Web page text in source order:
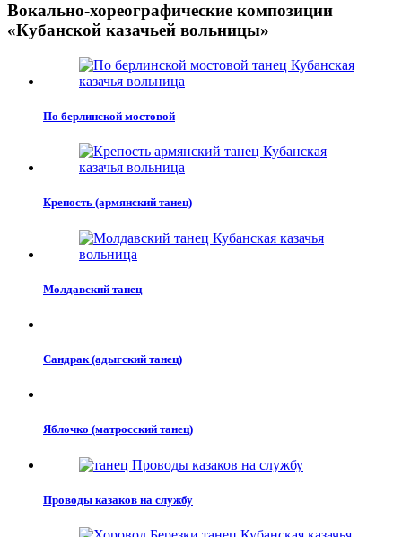
Вокально-хореографические композиции
«Кубанской казачьей вольницы»
По берлинской мостовой
Крепость (армянский танец)
Молдавский танец
Сандрак (адыгский танец)
Яблочко (матросский танец)
Проводы казаков на службу